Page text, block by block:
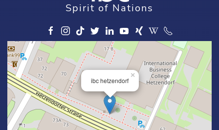
Spirit of Nations
ibc hetzendorf
×